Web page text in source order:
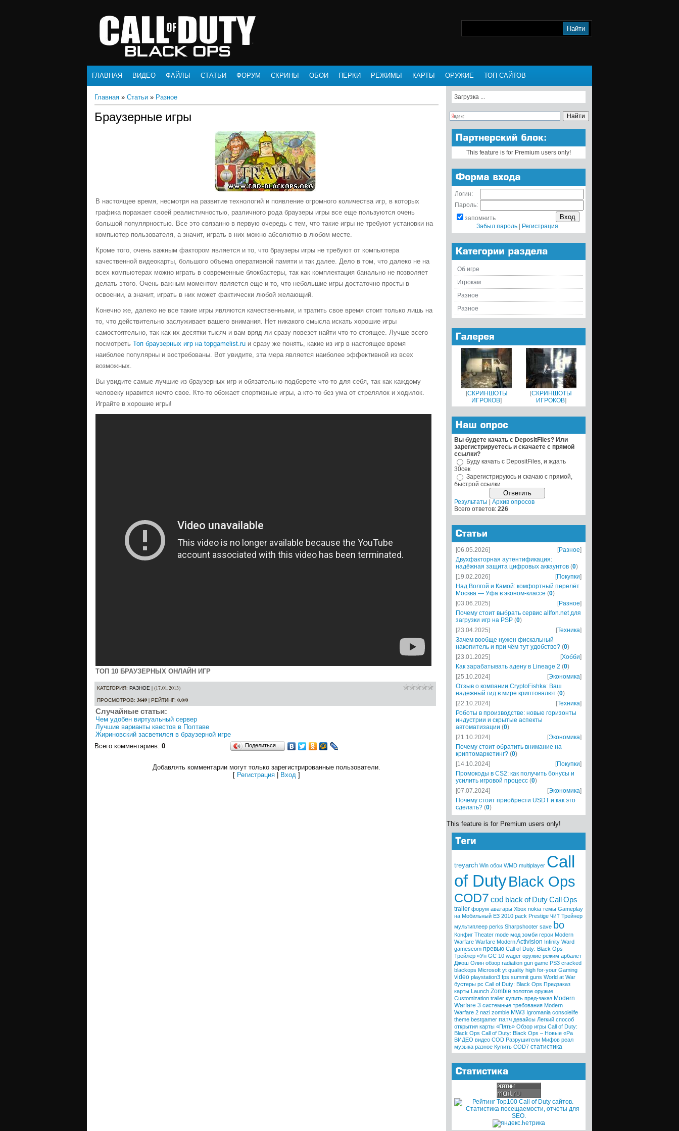
ГЛАВНАЯ ВИДЕО ФАЙЛЫ СТАТЬИ ФОРУМ СКРИНЫ ОБОИ ПЕРКИ РЕЖИМЫ КАРТЫ ОРУЖИЕ ТОП САЙТОВ
Главная » Статьи » Разное
Браузерные игры
В настоящее время, несмотря на развитие технологий и появление огромного количества игр, в которых
графика поражает своей реалистичностью, различного рода браузеры игры все еще пользуются очень
большой популярностью. Все это связанно в первую очередь с тем, что такие игры не требуют установки на
компьютер пользователя, а значит, играть в них можно абсолютно в любом месте.
Кроме того, очень важным фактором является и то, что браузеры игры не требуют от компьютера
качественной видеокарты, большого объема оперативной памяти и так далее. Дело в том, что далеко не на
всех компьютерах можно играть в современные блокбастеры, так как комплектация банально не позволяет
делать этого. Очень важным моментом является еще и то, что небольшие игры достаточно просты в
освоении, а значит, играть в них может фактически любой желающий.
Конечно же, далеко не все такие игры являются качественными, и тратить свое время стоит только лишь на
то, что действительно заслуживает вашего внимания. Нет никакого смысла искать хорошие игры
самостоятельно, так как их десятки тысяч и вам вряд ли сразу повезет найти что-то стоящее. Лучше всего
посмотреть Топ браузерных игр на topgamelist.ru и сразу же понять, какие из игр в настоящее время
наиболее популярны и востребованы. Вот увидите, эта мера является наиболее эффективной из всех
возможных.
Вы увидите самые лучшие из браузерных игр и обязательно подберете что-то для себя, так как каждому
человеку нравится нечто свое. Кто-то обожает спортивные игры, а кто-то без ума от стрелялок и ходилок.
Играйте в хорошие игры!
ТОП 10 БРАУЗЕРНЫХ ОНЛАЙН ИГР
КАТЕГОРИЯ: РАЗНОЕ | (17.01.2013)
ПРОСМОТРОВ: 3649 | РЕЙТИНГ: 0.0/0
Случайные статьи:
Чем удобен виртуальный сервер
Лучшие варианты квестов в Полтаве
Жириновский засветился в браузерной игре
Всего комментариев: 0 Поделиться…
Добавлять комментарии могут только зарегистрированные пользователи.
[ Регистрация Вход ]
Загрузка ...
This feature is for Premium users only!
Логин:
Пароль:
запомнить
Забыл пароль| Регистрация
Об игре
Игрокам
Разное
Разное
[СКРИНШОТЫ
ИГРОКОВ]
[СКРИНШОТЫ
ИГРОКОВ]
Вы будете качать с DepositFiles? Или
зарегистрируетесь и скачаете с прямой
ссылки?
Буду качать с DepositFiles, и ждать
30сек
Зарегистрируюсь и скачаю с прямой,
быстрой ссылки
Результаты
Архив опросов
Всего ответов: 226
[06.05.2026] [Разное]
Двухфакторная аутентификация:
надёжная защита цифровых аккаунтов (0)
[19.02.2026]
[Покупки]
Над Волгой и Камой: комфортный перелёт
Москва — Уфа в эконом-классе (0)
[03.06.2025]
[Разное]
Почему стоит выбрать сервис allfon.net для
загрузки игр на PSP (0)
[23.04.2025]
[Техника]
Зачем вообще нужен фискальный
накопитель и при чём тут удобство? (0)
[23.01.2025]
[Хобби]
Как зарабатывать адену в Lineage 2 (0)
[25.10.2024]
[Экономика]
Отзыв о компании CryptoFishka: Ваш
надежный гид в мире криптовалют (0)
[22.10.2024]
[Техника]
Роботы в производстве: новые горизонты
индустрии и скрытые аспекты
автоматизации (0)
[21.10.2024]
[Экономика]
Почему стоит обратить внимание на
криптомаркетинг? (0)
[14.10.2024]
[Покупки]
Промокоды в CS2: как получить бонусы и
усилить игровой процесс (0)
[07.07.2024]
[Экономика]
Почему стоит приобрести USDT и как это
сделать? (0)
This feature is for Premium users only!
treyarch Win обои WMD multiplayer Call
of DutyBlack Ops
COD7 cod black of DutyCall Ops
trailer форум аватары Xbox nokia темы Gameplay
на Мобильный E3 2010 pack Prestige чит Трейнер
мультиплеер perks Sharpshooter save bo
Конфиг Theater mode мод зомби герои Modern
Warfare Warfare ModernActivision Infinity Ward
gamescom превью Call of Duty: Black Ops
Трейлер «Ун GC 10 wager оружие режим арбалет
Джош Олин обзор radiation gun game PS3 cracked
blackops Microsoft yt quality high for-your Gaming
video playstation3 fps summit guns World at War
бустеры pc Call of Duty: Black Ops Предзаказ
карты Launch Zombie золотое оружие
Customization trailer купить пред-заказ Modern
Warfare 3 системные требования Modern
Warfare 2 nazi zombie MW3 Igromania consolelife
theme bestgamer патч девайсы Легкий способ
открытия карты «Пять» Обзор игры Call of Duty:
Black Ops Call of Duty: Black Ops – Новые «Ра
ВИДЕО видео COD Разрушители Мифов реал
музыка разное Купить COD7 статистика